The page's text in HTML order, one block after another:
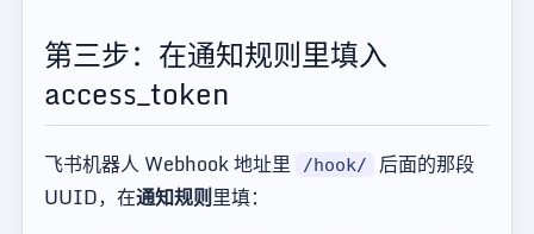
第三步：在通知规则里填入
access_token
飞书机器人 Webhook 地址里 /hook/
后面的那段
UUID，在通知规则里填：